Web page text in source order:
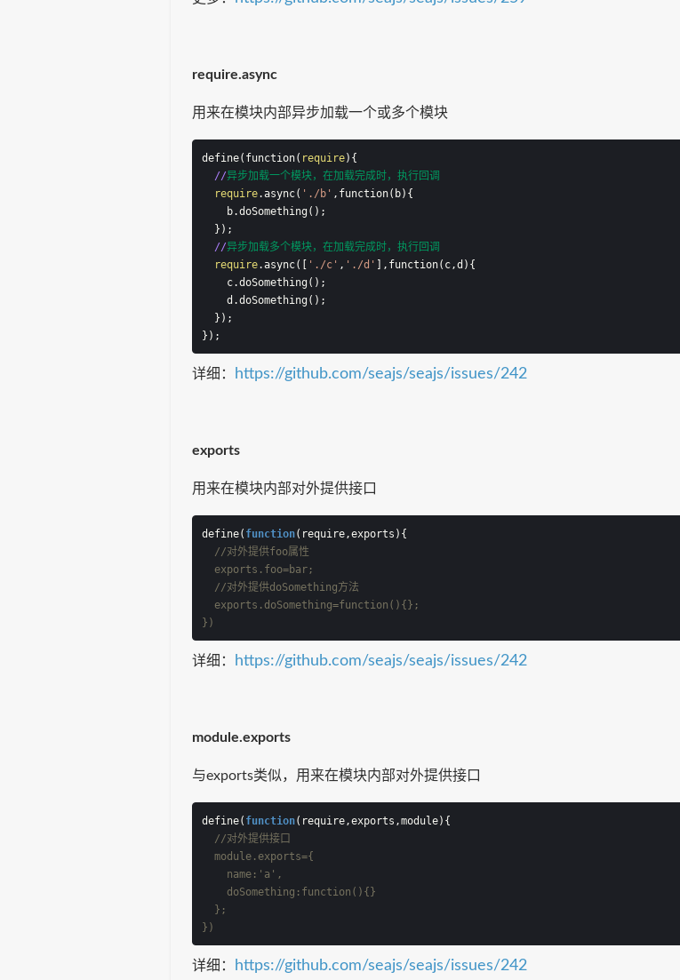
require.async
用来在模块内部异步加载一个或多个模块
define(function( require){
//异步加载一个模块，在加载完成时，执行回调
require.async( './b' ,function(b){
b.doSomething();
});
//异步加载多个模块，在加载完成时，执行回调
require.async([ './c' , './d' ],function(c,d){
c.doSomething();
d.doSomething();
});
});
详细： https://github.com/seajs/seajs/issues/242
exports
用来在模块内部对外提供接口
define( function( require,exports ) {
//对外提供foo属性
exports.foo=bar;
//对外提供doSomething方法
exports.doSomething=function(){};
})
详细： https://github.com/seajs/seajs/issues/242
module.exports
与exports类似，用来在模块内部对外提供接口
define( function( require,exports,module) {
//对外提供接口
module.exports={
name:'a',
doSomething:function(){}
};
})
详细： https://github.com/seajs/seajs/issues/242